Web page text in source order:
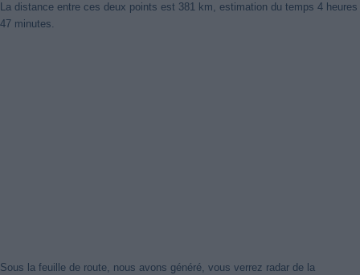
La distance entre ces deux points est 381 km, estimation du temps 4 heures
47 minutes.
Sous la feuille de route, nous avons généré, vous verrez radar de la